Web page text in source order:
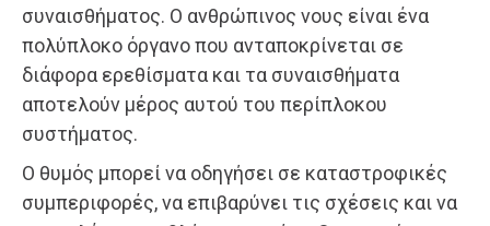
συναισθήματος. Ο ανθρώπινος νους είναι ένα
πολύπλοκο όργανο που ανταποκρίνεται σε
διάφορα ερεθίσματα και τα συναισθήματα
αποτελούν μέρος αυτού του περίπλοκου
συστήματος.
Ο θυμός μπορεί να οδηγήσει σε καταστροφικές
συμπεριφορές, να επιβαρύνει τις σχέσεις και να